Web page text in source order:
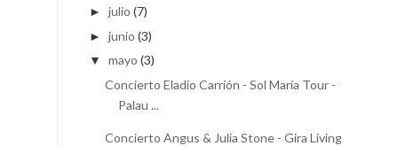
► julio (7)
► junio (3)
▼ mayo (3)
Concierto Eladio Carrión - Sol María Tour -
Palau ...
Concierto Angus & Julia Stone - Gira Living